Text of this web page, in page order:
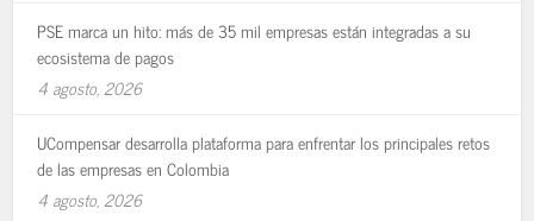
PSE marca un hito: más de 35 mil empresas están integradas a su
ecosistema de pagos
4 agosto, 2026
UCompensar desarrolla plataforma para enfrentar los principales retos
de las empresas en Colombia
4 agosto, 2026